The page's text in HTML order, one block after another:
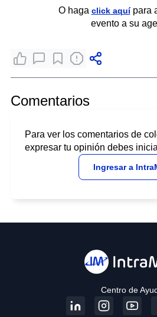
O haga click aquípara
evento a su
Comentarios
Para ver los comentarios de
expresar tu opinión debes
Ingresar a
Centro de